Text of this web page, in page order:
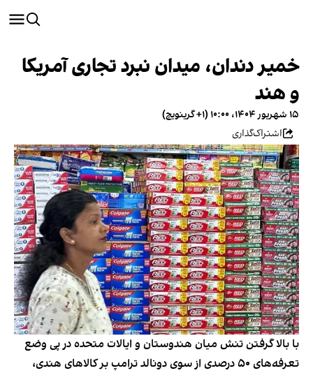
خمیر دندان، میدان نبرد تجاری آمریکا
و هند
۱۵ شهریور ۱۴۰۴، ۱۰:۰۰ (‎+۱ گرینویچ)
اشتراک‌گذاری
با بالا گرفتن تنش میان هندوستان و ایالات متحده در پی وضع
تعرفه‌های ۵۰ درصدی از سوی دونالد ترامپ بر کالاهای هندی،